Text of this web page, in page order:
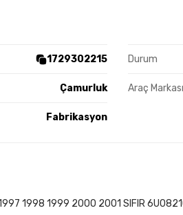
1729302215 Durum
Çamurluk Araç Markası
Fabrikasyon
1998 1999 2000 2001 SIFIR